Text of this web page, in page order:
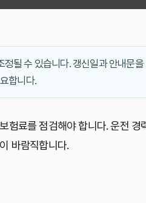
될 수 있습니다. 갱신일과 안내문을
합니다.
험료를 점검해야 합니다. 운전 경
바람직합니다.